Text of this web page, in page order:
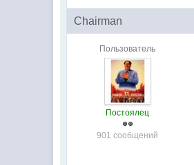
Chairman
Пользователь
Постоялец
901 сообщений